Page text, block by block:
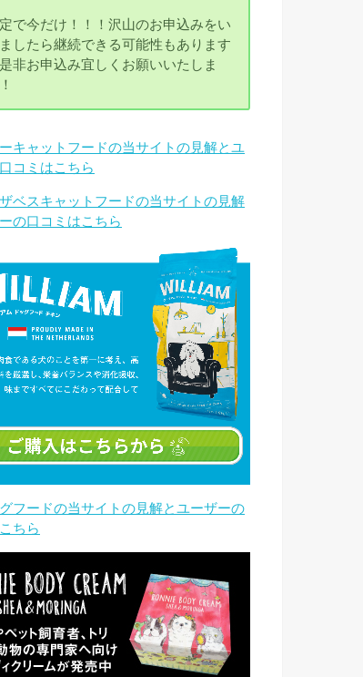
で今だけ！！！沢山のお申込みをい
したら継続できる可能性もあります
非お申込み宜しくお願いいたしま
キャットフードの当サイトの見解とユ
コミはこちら
ベスキャットフードの当サイトの見解
の口コミはこちら
フードの当サイトの見解とユーザーの
ちら